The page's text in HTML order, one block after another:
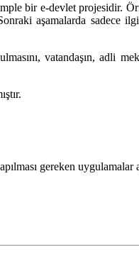
bir e-devlet projesidir.
Sonraki aşamalarda
vatandaşın, adli
gereken uygulamalar